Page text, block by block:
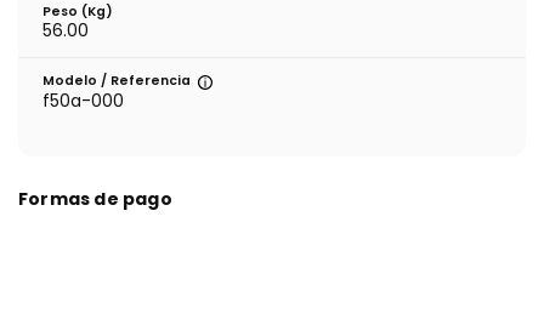
Peso (kg)
56.00
Modelo / Referencia
f50a-000
Formas de pago